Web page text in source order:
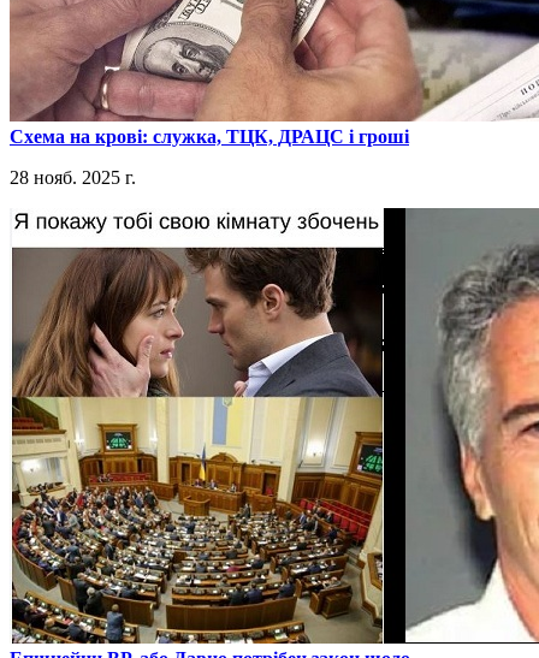
​Схема на крові: служка, ТЦК, ДРАЦС і гроші
28 нояб. 2025 г.